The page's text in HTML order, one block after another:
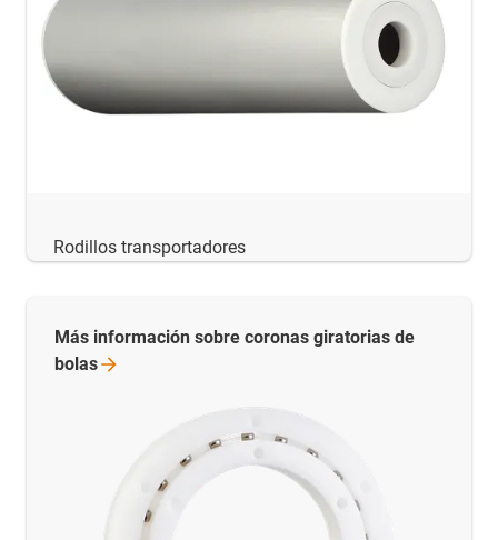
Rodillos transportadores
Más información sobre coronas giratorias de
bolas